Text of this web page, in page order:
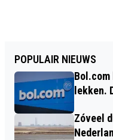
POPULAIR NIEUWS
lekken.
Zóveel